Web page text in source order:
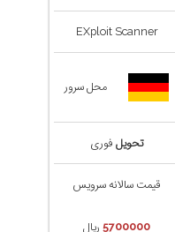
EXploit Scanner
محل سرور
تحویل فوری
قیمت سالانه سرویس
5700000 ریال